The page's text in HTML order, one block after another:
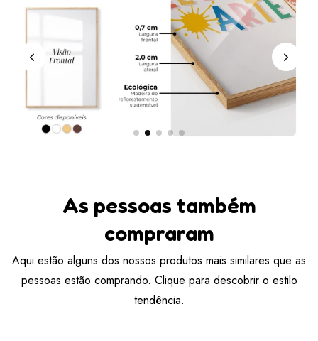
As pessoas também
compraram
Aqui estão alguns dos nossos produtos mais similares que as
pessoas estão comprando. Clique para descobrir o estilo
tendência.